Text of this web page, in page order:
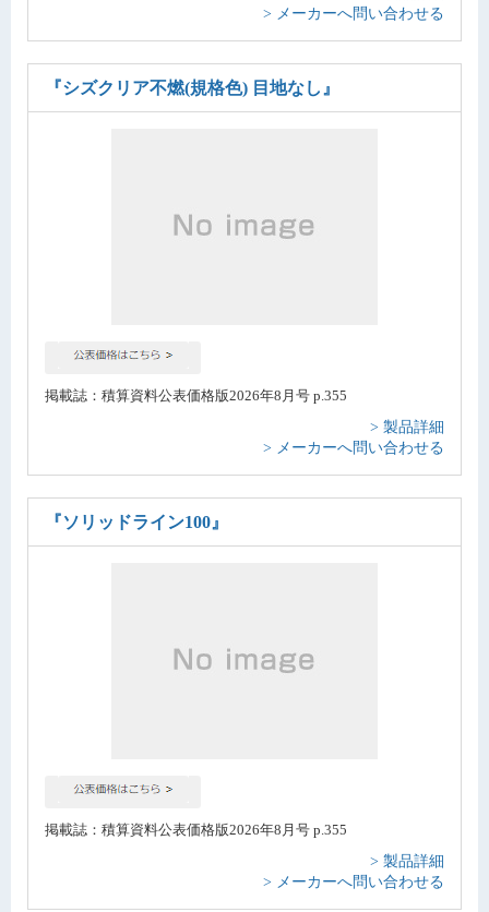
> メーカーへ問い合わせる
『シズクリア不燃(規格色) 目地なし』
掲載誌：積算資料公表価格版2026年8月号 p.355
> 製品詳細
> メーカーへ問い合わせる
『ソリッドライン100』
掲載誌：積算資料公表価格版2026年8月号 p.355
> 製品詳細
> メーカーへ問い合わせる